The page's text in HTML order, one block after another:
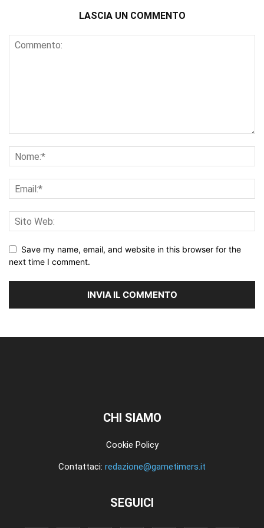
LASCIA UN COMMENTO
Save my name, email, and website in this browser for the
next time I comment.
CHI SIAMO
Cookie Policy
Contattaci: redazione@gametimers.it
SEGUICI